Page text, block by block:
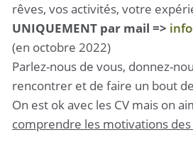
rêves, vos activités, votre
UNIQUEMENT par mail =>
(en octobre 2022)
Parlez-nous de vous, donnez-
rencontrer et de faire un bout
On est ok avec les CV mais on
comprendre les motivations des